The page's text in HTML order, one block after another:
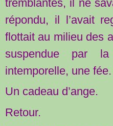
tremblantes, il ne
répondu, il l’avait
flottait au milieu des
suspendue par la
intemporelle, une fée.
Un cadeau d’ange.
Retour.